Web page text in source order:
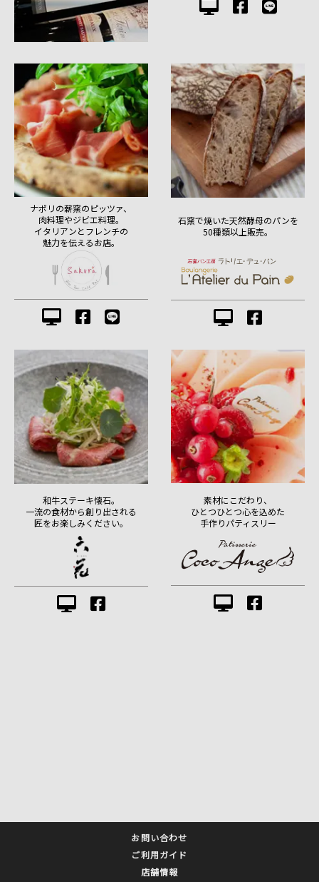
ナポリの薪窯のピッツァ、
肉料理やジビエ料理。
イタリアンとフレンチの
魅力を伝えるお店。
石窯で焼いた天然酵母のパンを
50種類以上販売。
和牛ステーキ懐石。
一流の食材から創り出される
匠をお楽しみください。
素材にこだわり、
ひとつひとつ心を込めた
手作りパティスリー
お問い合わせ
ご利用ガイド
店舗情報